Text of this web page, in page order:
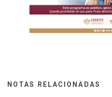
NOTAS RELACIONADAS